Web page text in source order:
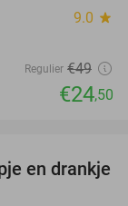
9.0 star
Regulier €49
€24,50
24%
en drankje